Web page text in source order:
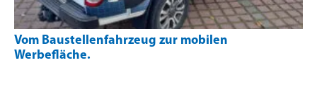
Vom Baustellenfahrzeug zur mobilen
Werbefläche.